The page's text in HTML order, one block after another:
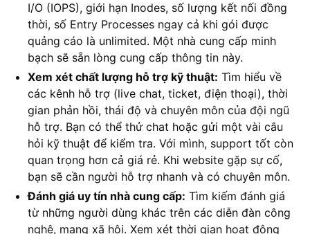
I/O (IOPS), giới hạn Inodes, số lượng kết nối đồng
thời, số Entry Processes ngay cả khi gói được
quảng cáo là unlimited. Một nhà cung cấp minh
bạch sẽ sẵn lòng cung cấp thông tin này.
Xem xét chất lượng hỗ trợ kỹ thuật: Tìm hiểu về
các kênh hỗ trợ (live chat, ticket, điện thoại), thời
gian phản hồi, thái độ và chuyên môn của đội ngũ
hỗ trợ. Bạn có thể thử chat hoặc gửi một vài câu
hỏi kỹ thuật để kiểm tra. Với mình, support tốt còn
quan trọng hơn cả giá rẻ. Khi website gặp sự cố,
bạn sẽ cần người hỗ trợ nhanh và có chuyên môn.
Đánh giá uy tín nhà cung cấp: Tìm kiếm đánh giá
từ những người dùng khác trên các diễn đàn công
nghệ, mạng xã hội. Xem xét thời gian hoạt động